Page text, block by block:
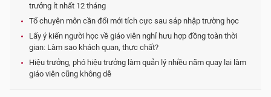
trưởng ít nhất 12 tháng
Tổ chuyên môn cần đổi mới tích cực sau sáp nhập trường học
Lấy ý kiến người học về giáo viên nghỉ hưu hợp đồng toàn thời
gian: Làm sao khách quan, thực chất?
Hiệu trưởng, phó hiệu trưởng làm quản lý nhiều năm quay lại làm
giáo viên cũng không dễ